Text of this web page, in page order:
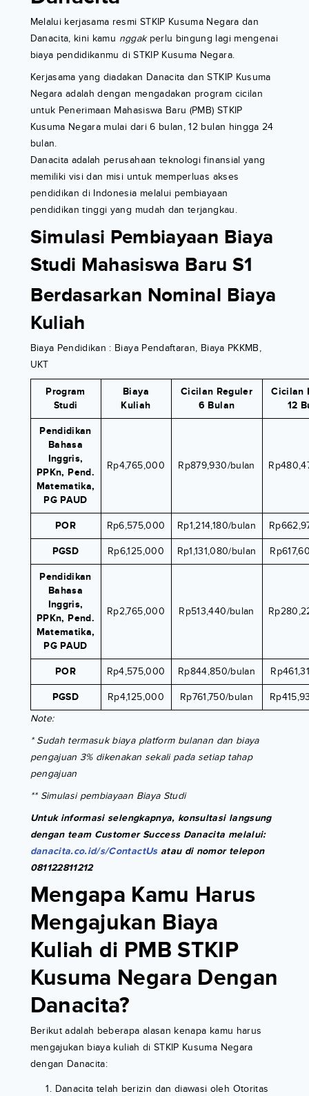
Melalui kerjasama resmi STKIP Kusuma Negara dan
Danacita, kini kamu nggakperlu bingung lagi mengenai
biaya pendidikanmu di STKIP Kusuma Negara.
Kerjasama yang diadakan Danacita dan STKIP Kusuma
Negara adalah dengan mengadakan program cicilan
untuk Penerimaan Mahasiswa Baru (PMB) STKIP
Kusuma Negara mulai dari 6 bulan, 12 bulan hingga 24
bulan.
Danacita adalah perusahaan teknologi finansial yang
memiliki visi dan misi untuk memperluas akses
pendidikan di Indonesia melalui pembiayaan
pendidikan tinggi yang mudah dan terjangkau.
Simulasi Pembiayaan Biaya
Studi Mahasiswa Baru S1
Berdasarkan Nominal Biaya
Kuliah
Biaya Pendidikan : Biaya Pendaftaran, Biaya PKKMB,
UKT
Program
Studi
Biaya
Kuliah
Cicilan Reguler
6 Bulan
Cicilan
12
Pendidikan
Bahasa
Inggris,
PPKn, Pend.
Matematika,
PG PAUD
Rp4,765,000 Rp879,930/bulan
POR Rp6,575,000 Rp1,214,180/bulan
PGSD Rp6,125,000 Rp1,131,080/bulan
Pendidikan
Bahasa
Inggris,
PPKn, Pend.
Matematika,
PG PAUD
Rp2,765,000 Rp513,440/bulan
POR Rp4,575,000 Rp844,850/bulan
PGSD Rp4,125,000 Rp761,750/bulan
Note:
* Sudah termasuk biaya platform bulanan dan biaya
pengajuan 3% dikenakan sekali pada setiap tahap
pengajuan
** Simulasi pembiayaan Biaya Studi
Untuk informasi selengkapnya, konsultasi langsung
dengan team Customer Success Danacita melalui:
danacita.co.id/s/ContactUsatau di nomor telepon
081122811212
Mengapa Kamu Harus
Mengajukan Biaya
Kuliah di PMB STKIP
Kusuma Negara Dengan
Danacita?
Berikut adalah beberapa alasan kenapa kamu harus
mengajukan biaya kuliah di STKIP Kusuma Negara
dengan Danacita:
Danacita telah berizin dan diawasi oleh Otoritas